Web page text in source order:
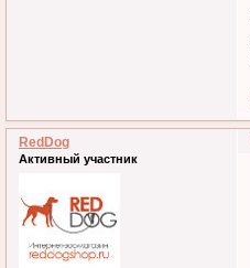
RedDog
Активный участник